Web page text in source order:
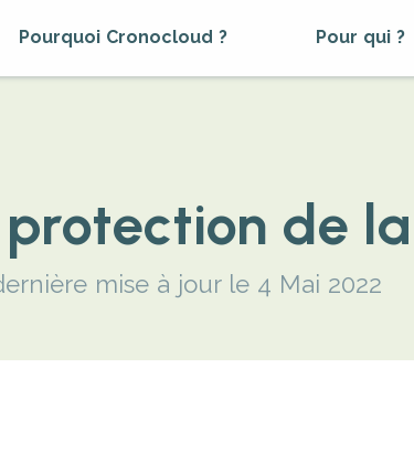
Pourquoi Cronocloud ? Pour qui ?
de
mise à jour le 4 Mai 2022